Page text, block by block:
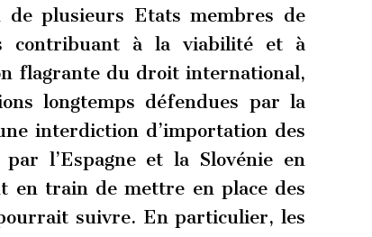
de plusieurs Etats membres de
contribuant à la viabilité et à
flagrante du droit international,
longtemps défendues par la
interdiction d’importation des
l’Espagne et la Slovénie en
en train de mettre en place des
suivre. En particulier, les